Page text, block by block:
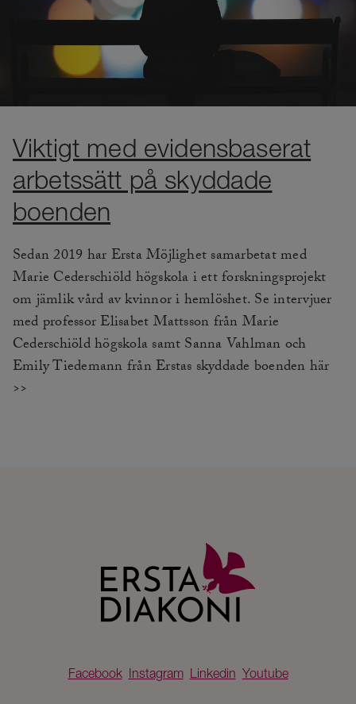
Viktigt med evidensbaserat
arbetssätt på skyddade
boenden
Sedan 2019 har Ersta Möjlighet samarbetat med
Marie Cederschiöld högskola i ett forskningsprojekt
om jämlik vård av kvinnor i hemlöshet. Se intervjuer
med professor Elisabet Mattsson från Marie
Cederschiöld högskola samt Sanna Vahlman och
Emily Tiedemann från Erstas skyddade boenden här
>>
Facebook Instagram Linkedin Youtube